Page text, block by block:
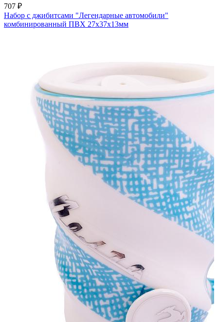
707 ₽
Набор с джибитсами "Легендарные автомобили"
комбинированный ПВХ 27х37х13мм